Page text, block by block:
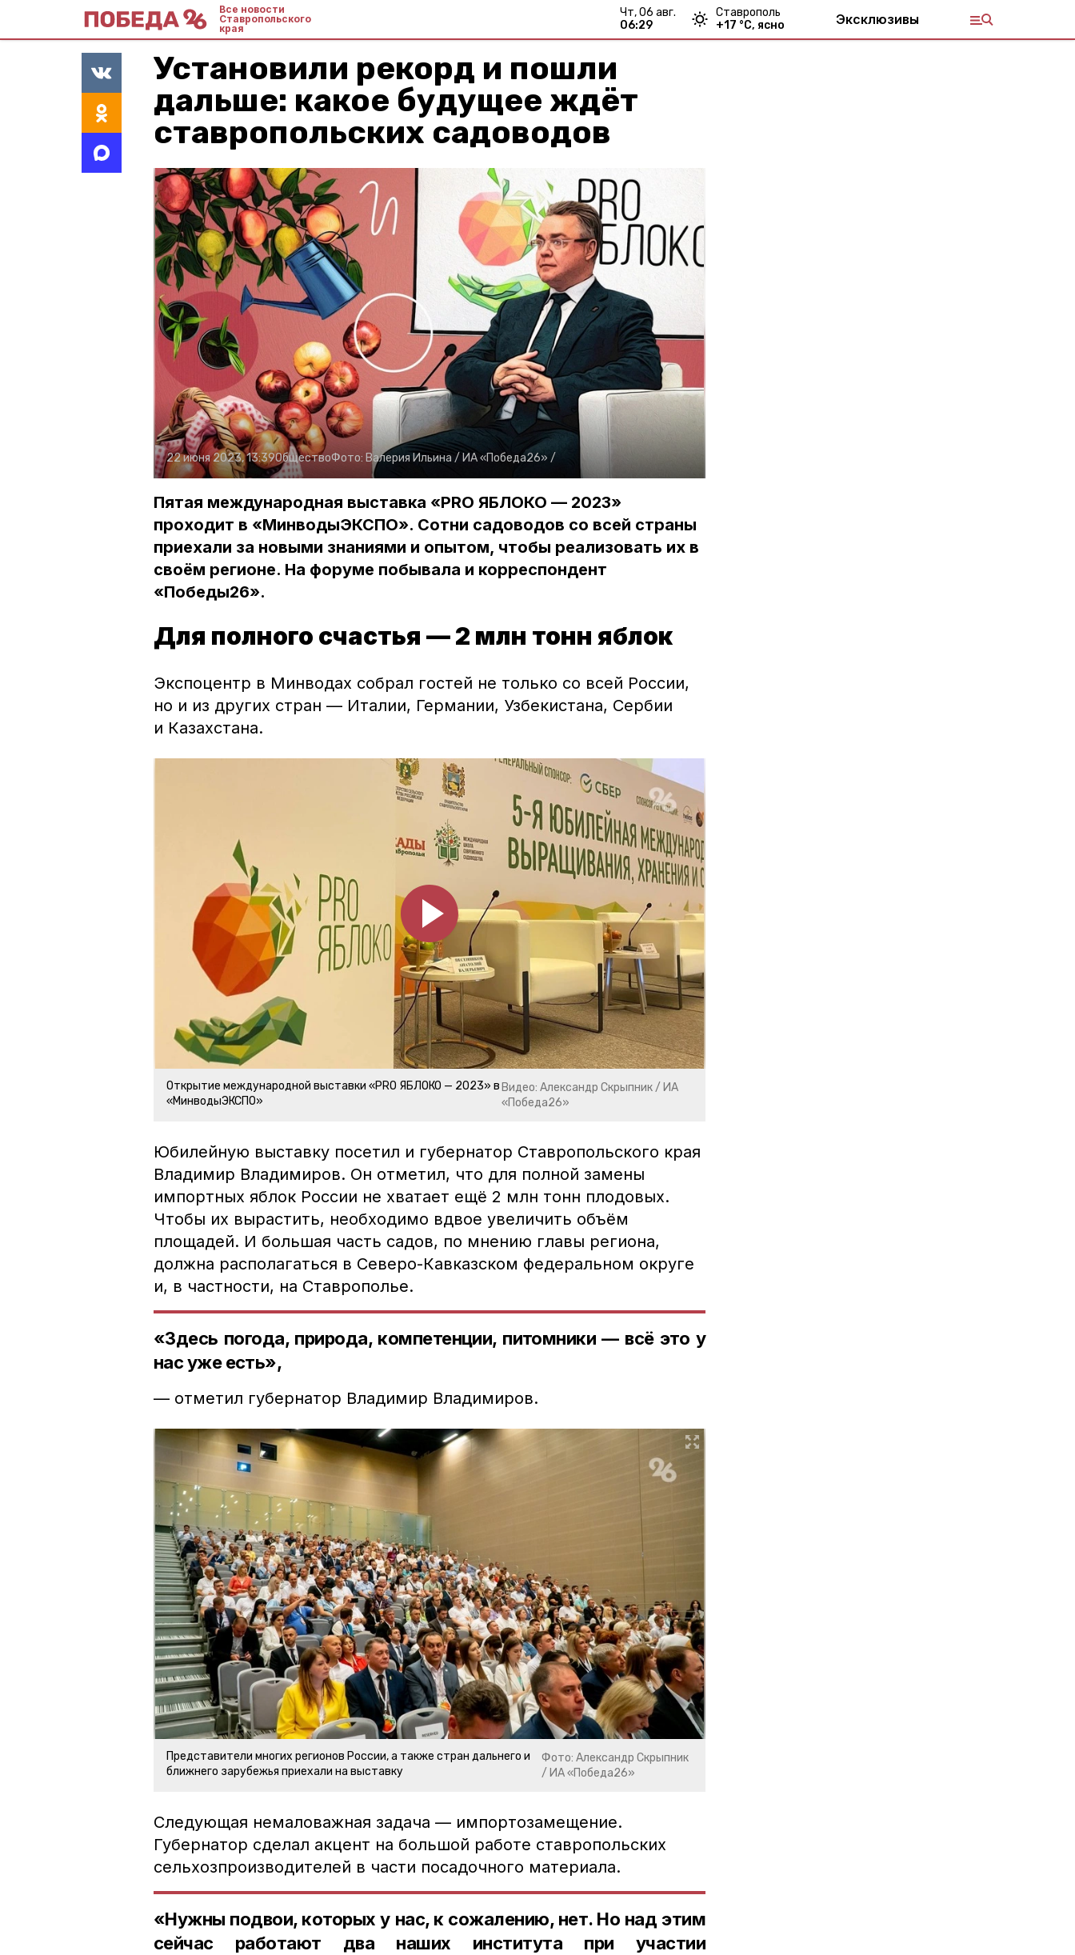
Все новости
Ставропольского
края
чт, 06 авг.
06:29
Ставрополь
+17 °С, ясно Эксклюзивы
Установили рекорд и пошли
дальше: какое будущее ждёт
ставропольских садоводов
22 июня 2023, 13:39ОбществоФото: Валерия Ильина / ИА «Победа26» /
Пятая международная выставка «PRO ЯБЛОКО — 2023»
проходит в «МинводыЭКСПО». Сотни садоводов со всей страны
приехали за новыми знаниями и опытом, чтобы реализовать их в
своём регионе. На форуме побывала и корреспондент
«Победы26».
Для полного счастья — 2 млн тонн яблок
Экспоцентр в Минводах собрал гостей не только со всей России,
но и из других стран — Италии, Германии, Узбекистана, Сербии
и Казахстана.
Открытие международной выставки «PRO ЯБЛОКО — 2023» в
«МинводыЭКСПО»
Видео: Александр Скрыпник / ИА
«Победа26»
Юбилейную выставку посетил и губернатор Ставропольского края
Владимир Владимиров. Он отметил, что для полной замены
импортных яблок России не хватает ещё 2 млн тонн плодовых.
Чтобы их вырастить, необходимо вдвое увеличить объём
площадей. И большая часть садов, по мнению главы региона,
должна располагаться в Северо-Кавказском федеральном округе
и, в частности, на Ставрополье.
«Здесь погода, природа, компетенции, питомники — всё это у
нас уже есть»,
— отметил губернатор Владимир Владимиров.
Представители многих регионов России, а также стран дальнего и
ближнего зарубежья приехали на выставку
Фото: Александр Скрыпник
/ ИА «Победа26»
Следующая немаловажная задача — импортозамещение.
Губернатор сделал акцент на большой работе ставропольских
сельхозпроизводителей в части посадочного материала.
«Нужны подвои, которых у нас, к сожалению, нет. Но над этим
сейчас работают два наших института при участии